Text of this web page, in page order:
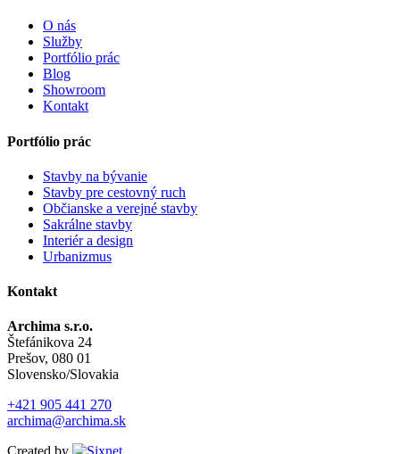
O nás
Služby
Portfólio prác
Blog
Showroom
Kontakt
Portfólio prác
Stavby na bývanie
Stavby pre cestovný ruch
Občianske a verejné stavby
Sakrálne stavby
Interiér a design
Urbanizmus
Kontakt
Archima s.r.o.
Štefánikova 24
Prešov, 080 01
Slovensko/Slovakia
+421 905 441 270
archima@archima.sk